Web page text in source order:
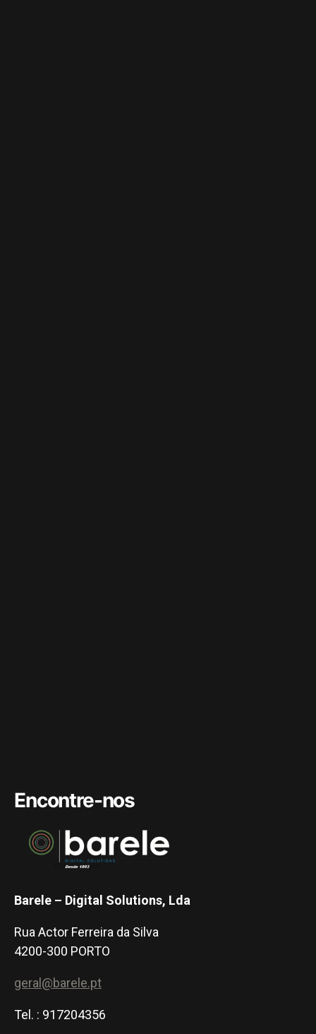
Encontre-nos
Barele – Digital Solutions, Lda
Rua Actor Ferreira da Silva
4200-300 PORTO
geral@barele.pt
Tel. : 917204356